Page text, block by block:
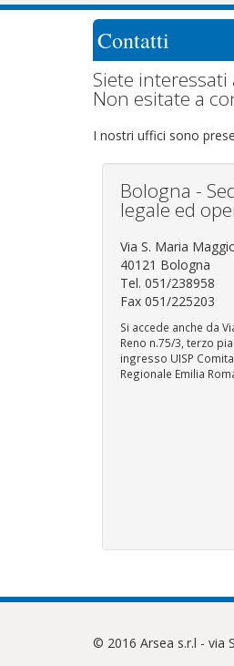
Contatti
Siete
Non esitate a
I nostri uffici sono
Bologna -
legale ed
Via S. Maria
40121 Bologna
Tel. 051/238958
Fax 051/225203
Si accede anche da
Reno n.75/3, terzo
ingresso UISP
Regionale Emilia
© 2016 Arsea s.r.l - via